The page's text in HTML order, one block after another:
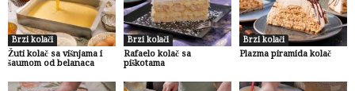
Brzi kolači
Žuti kolač sa višnjama i
šaumom od belanaca
Brzi kolači
Rafaelo kolač sa
piškotama
Brzi kolači
Plazma piramida kolač